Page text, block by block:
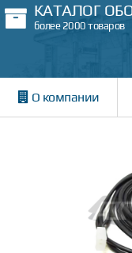
КАТАЛОГ
более 2000 товаров
О компании